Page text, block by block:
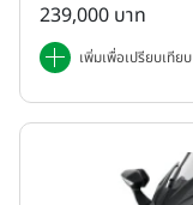
239,000 บาท
เพิ่มเพื่อเปรียบเทียบ